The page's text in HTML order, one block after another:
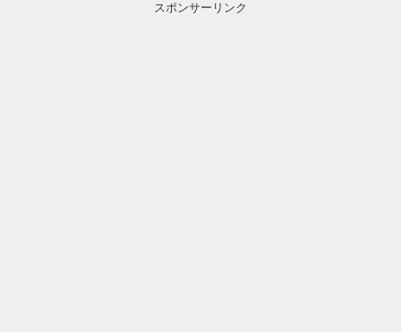
スポンサーリンク